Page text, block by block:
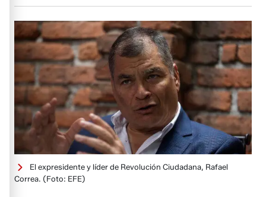
El expresidente y líder de Revolución Ciudadana, Rafael
Correa. (Foto: EFE)